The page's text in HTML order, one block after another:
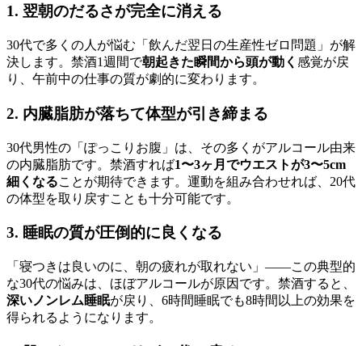
1. 翌朝のだるさが完全に消える
30代で多くの人が悩む「飲んだ翌日の生産性ゼロ問題」が解
決します。禁酒1週間で朝起きた瞬間から頭が動く 感覚が戻
り、午前中の仕事の質が劇的に変わります。
2. 内臓脂肪が落ちて体型が引き締まる
30代男性の「ぽっこりお腹」は、その多くがアルコール由来
の内臓脂肪です。禁酒すれば1〜3ヶ月でウエストが3〜5cm
細くなることが期待できます。運動を組み合わせれば、20代
の体型を取り戻すことも十分可能です。
3. 睡眠の質が圧倒的に良くなる
「寝つきは良いのに、朝の疲れが取れない」――この典型的
な30代の悩みは、ほぼアルコールが原因です。禁酒すると、
深いノンレム睡眠が戻り、6時間睡眠でも8時間以上の効果を
得られるようになります。